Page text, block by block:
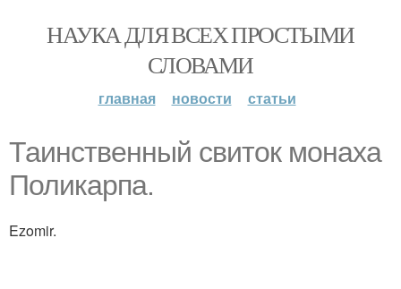
НАУКА ДЛЯ ВСЕХ ПРОСТЫМИ
СЛОВАМИ
главная новости статьи
Таинственный свиток монаха
Поликарпа.
Ezomir.